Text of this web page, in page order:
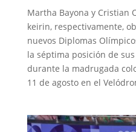
Martha Bayona y Cristian
keirin, respectivamente,
nuevos Diplomas
la séptima posición de
durante la madrugada
11 de agosto en el